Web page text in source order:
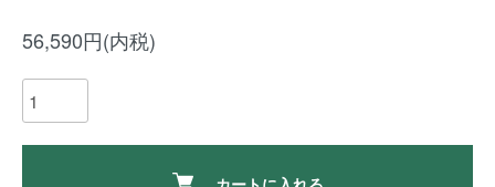
56,590円(内税)